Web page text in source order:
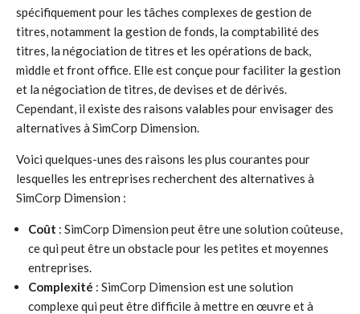
spécifiquement pour les tâches complexes de gestion de
titres, notamment la gestion de fonds, la comptabilité des
titres, la négociation de titres et les opérations de back,
middle et front office. Elle est conçue pour faciliter la gestion
et la négociation de titres, de devises et de dérivés.
Cependant, il existe des raisons valables pour envisager des
alternatives à SimCorp Dimension.
Voici quelques-unes des raisons les plus courantes pour
lesquelles les entreprises recherchent des alternatives à
SimCorp Dimension :
Coût : SimCorp Dimension peut être une solution coûteuse,
ce qui peut être un obstacle pour les petites et moyennes
entreprises.
Complexité : SimCorp Dimension est une solution
complexe qui peut être difficile à mettre en œuvre et à